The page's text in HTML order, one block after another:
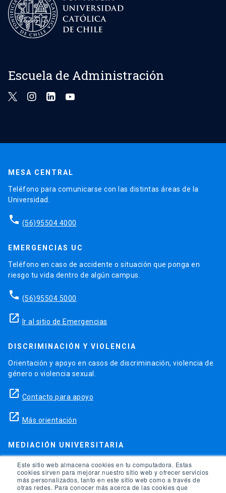
Este sitio web almacena cookies en tu computadora. Estas
cookies sirven para mejorar nuestro sitio web y ofrecer servicios
más personalizados, tanto en este sitio web como a través de
otras redes. Para conocer más acerca de las cookies que
Escuela de Administración
MESA CENTRAL
Teléfono para comunicarse con las distintas áreas de la
Universidad.
phone (56)95504 4000
EMERGENCIAS UC
Teléfono en caso de accidente o situación que ponga en
riesgo tu vida dentro de algún campus.
phone (56)95504 5000
launch Ir al sitio de Emergencias
DISCRIMINACIÓN Y VIOLENCIA
Orientación y apoyo en casos de discriminación, violencia de
género o violencia sexual.
launch Contacto para apoyo
launch Más orientación
MEDIACIÓN UNIVERSITARIA
Teléfonos para orientación y consejo si se ha vulnerado
alguno de tus derechos en la universidad.